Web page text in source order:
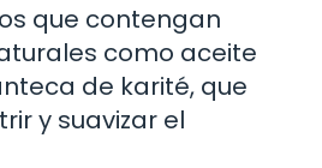
que contengan
como aceite
de karité, que
y suavizar el